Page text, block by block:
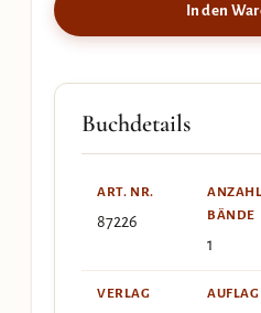
In den
Buchdetails
ART. NR.
87226
ANZAHL
BÄNDE
1
VERLAG